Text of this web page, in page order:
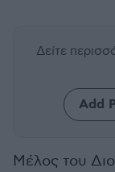
Δείτε
Add
Μέλος του